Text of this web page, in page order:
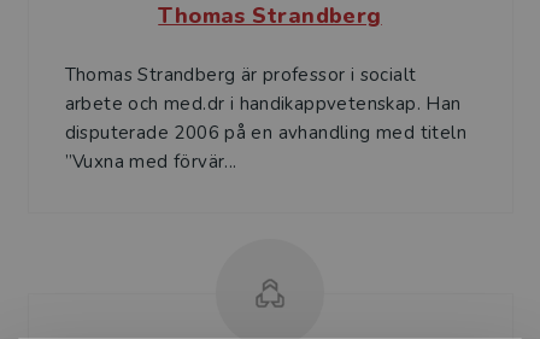
Thomas Strandberg
Thomas Strandberg är professor i socialt
arbete och med.dr i handikappvetenskap. Han
disputerade 2006 på en avhandling med titeln
”Vuxna med förvär...